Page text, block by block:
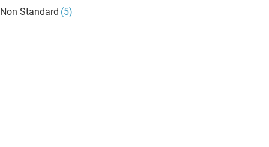
Non Standard (5)